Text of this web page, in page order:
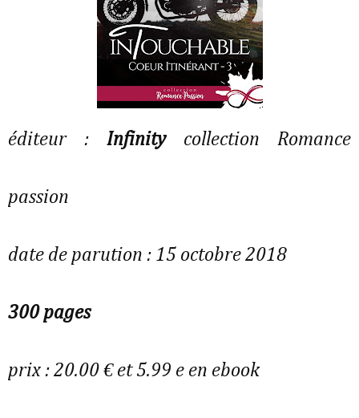
éditeur : Infinitycollection Romance
passion
date de parution : 15 octobre 2018
300 pages
prix : 20.00 € et 5.99 e en ebook